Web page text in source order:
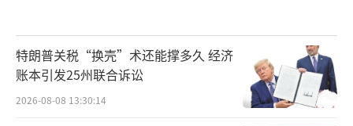
特朗普关税“换壳”术还能撑多久 经济
账本引发25州联合诉讼
2026-08-08 13:30:14